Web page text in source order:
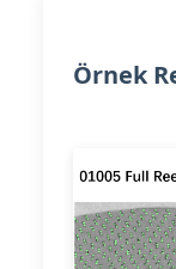
Örnek